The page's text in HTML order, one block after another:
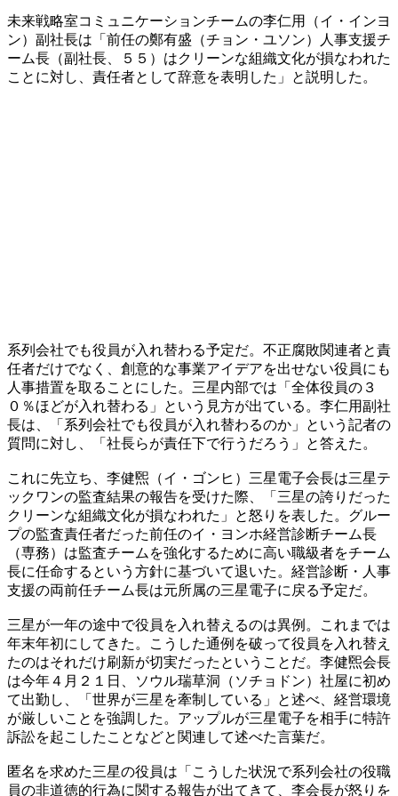
未来戦略室コミュニケーションチームの李仁用（イ・インヨ
ン）副社長は「前任の鄭有盛（チョン・ユソン）人事支援チ
ーム長（副社長、５５）はクリーンな組織文化が損なわれた
ことに対し、責任者として辞意を表明した」と説明した。
系列会社でも役員が入れ替わる予定だ。不正腐敗関連者と責
任者だけでなく、創意的な事業アイデアを出せない役員にも
人事措置を取ることにした。三星内部では「全体役員の３
０％ほどが入れ替わる」という見方が出ている。李仁用副社
長は、「系列会社でも役員が入れ替わるのか」という記者の
質問に対し、「社長らが責任下で行うだろう」と答えた。
これに先立ち、李健煕（イ・ゴンヒ）三星電子会長は三星テ
ックワンの監査結果の報告を受けた際、「三星の誇りだった
クリーンな組織文化が損なわれた」と怒りを表した。グルー
プの監査責任者だった前任のイ・ヨンホ経営診断チーム長
（専務）は監査チームを強化するために高い職級者をチーム
長に任命するという方針に基づいて退いた。経営診断・人事
支援の両前任チーム長は元所属の三星電子に戻る予定だ。
三星が一年の途中で役員を入れ替えるのは異例。これまでは
年末年初にしてきた。こうした通例を破って役員を入れ替え
たのはそれだけ刷新が切実だったということだ。李健煕会長
は今年４月２１日、ソウル瑞草洞（ソチョドン）社屋に初め
て出勤し、「世界が三星を牽制している」と述べ、経営環境
が厳しいことを強調した。アップルが三星電子を相手に特許
訴訟を起こしたことなどと関連して述べた言葉だ。
匿名を求めた三星の役員は「こうした状況で系列会社の役職
員の非道徳的行為に関する報告が出てきて、李会長が怒りを